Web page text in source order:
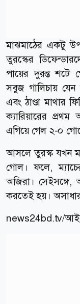
মাঝমাঠের একটু
তুরস্কের
পায়ের দুরন্ত শটে
সবুজ গালিচায়
এবং ঠাণ্ডা মাথার
ক্যারিয়ারের প্রথম
এগিয়ে গেল ২-০
আসলে তুরস্ক যখন
গোল। ফলে,
অজিরা। সেইসঙ্গে,
করতেই হয়।
news24bd.tv/